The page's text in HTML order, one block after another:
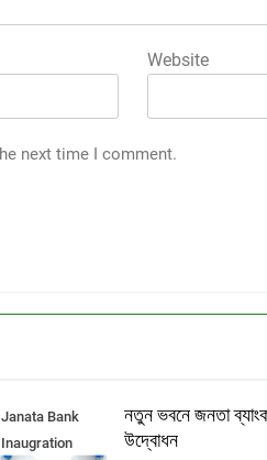
Website
next time I comment.
Janata Bank
Inaugration
নতুন ভবনে জনতা ব্যাংক
উদ্বোধন